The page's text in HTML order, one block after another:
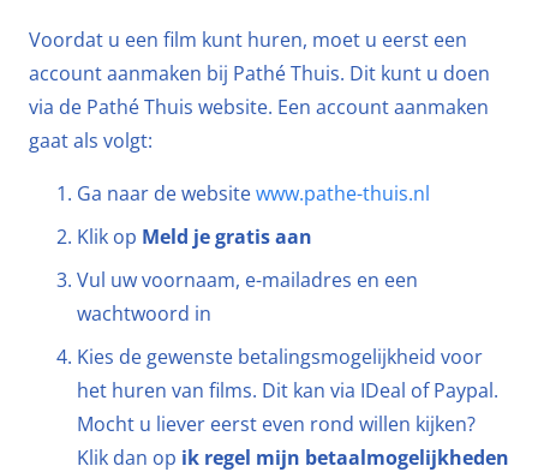
Voordat u een film kunt huren, moet u eerst een
account aanmaken bij Pathé Thuis. Dit kunt u doen
via de Pathé Thuis website. Een account aanmaken
gaat als volgt:
Ga naar de websitewww.pathe-thuis.nl
Klik op Meld je gratis aan
Vul uw voornaam, e-mailadres en een
wachtwoord in
Kies de gewenste betalingsmogelijkheid voor
het huren van films. Dit kan via IDeal of Paypal.
Mocht u liever eerst even rond willen kijken?
Klik dan op ik regel mijn betaalmogelijkheden